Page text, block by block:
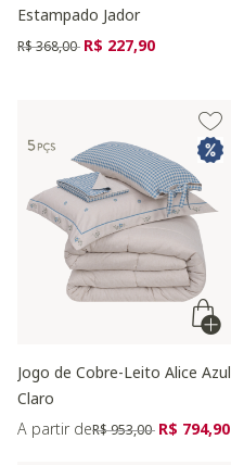
Estampado Jador
Preço reduzido de
R$ 368,00 para
R$ 227,90
Jogo de Cobre-Leito Alice Azul
Claro
A partir dePreço reduzido de
R$ 953,00 para
R$ 794,90